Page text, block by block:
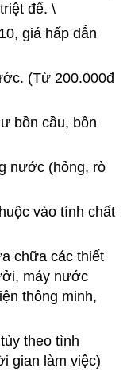
để. \
giá hấp dẫn
(Từ 200.000đ
bồn cầu, bồn
nước (hỏng, rò
vào tính chất
chữa các thiết
máy nước
thông minh,
theo tình
gian làm việc)